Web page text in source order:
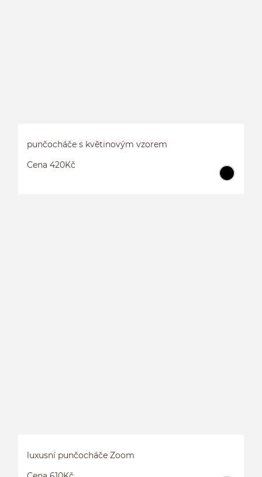
punčocháče s květinovým vzorem
Cena 420Kč
luxusní punčocháče Zoom